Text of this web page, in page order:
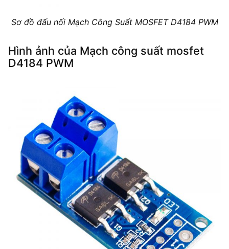
Sơ đồ đấu nối Mạch Công Suất MOSFET D4184 PWM
Hình ảnh của Mạch công suất mosfet
D4184 PWM